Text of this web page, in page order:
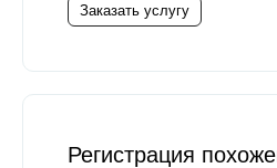
Заказать услугу
Регистрация